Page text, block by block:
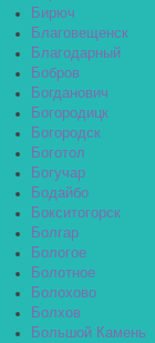
Бирюч
Благовещенск
Благодарный
Бобров
Богданович
Богородицк
Богородск
Боготол
Богучар
Бодайбо
Бокситогорск
Болгар
Бологое
Болотное
Болохово
Болхов
Большой Камень